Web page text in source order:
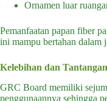
Ornamen luar
Pemanfaatan papan fiber
ini mampu bertahan dalam
Kelebihan dan
GRC Board memiliki
penggunaannya sehingga